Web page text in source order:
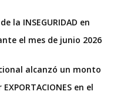
la INSEGURIDAD en
el mes de junio 2026
alcanzó un monto
en el